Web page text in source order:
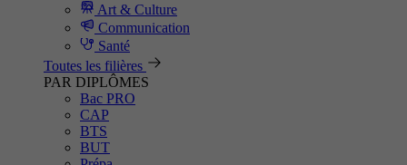
Art & Culture
Communication
Santé
Toutes les filières
PAR DIPLÔMES
Bac PRO
CAP
BTS
BUT